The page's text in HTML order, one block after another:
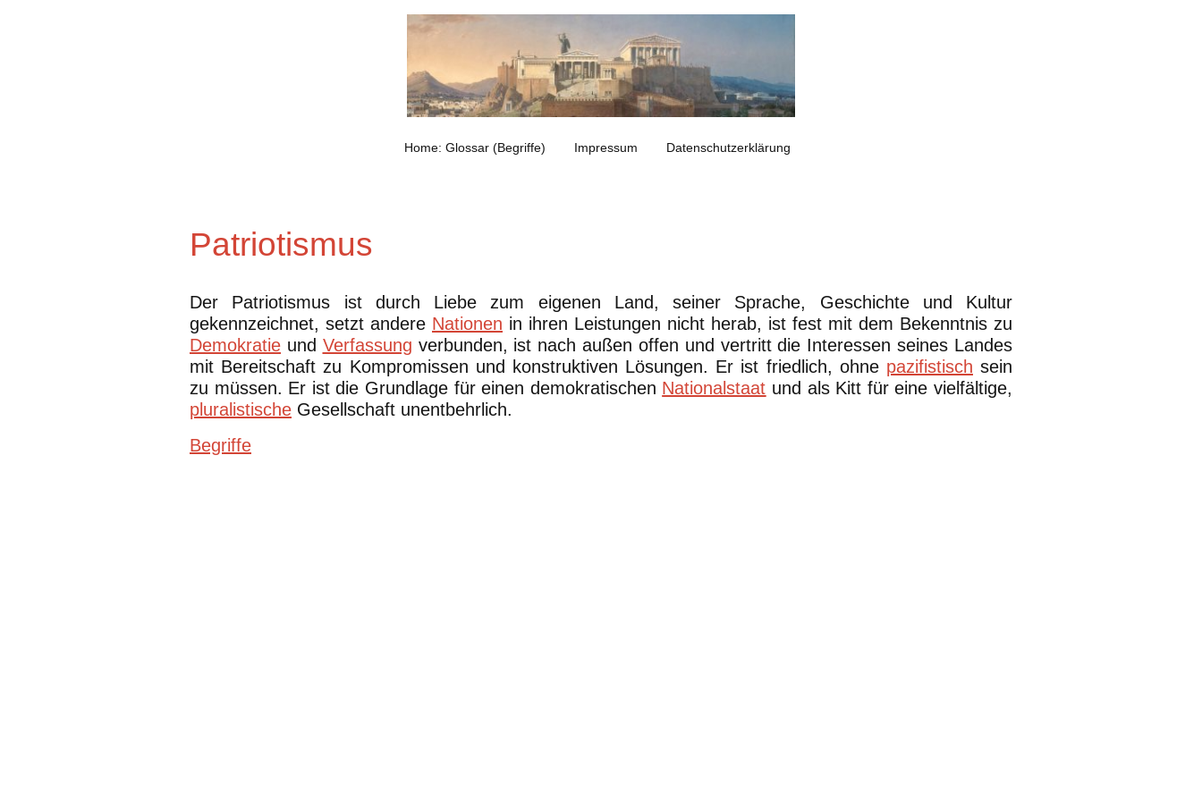
Home: Glossar (Begriffe) Impressum Datenschutzerklärung
Patriotismus
Der Patriotismus ist durch Liebe zum eigenen Land, seiner Sprache, Geschichte und Kultur
gekennzeichnet, setzt andere Nationen in ihren Leistungen nicht herab, ist fest mit dem Bekenntnis zu
Demokratie und Verfassung verbunden, ist nach außen offen und vertritt die Interessen seines Landes
mit Bereitschaft zu Kompromissen und konstruktiven Lösungen. Er ist friedlich, ohne pazifistisch sein
zu müssen. Er ist die Grundlage für einen demokratischen Nationalstaat und als Kitt für eine vielfältige,
pluralistische Gesellschaft unentbehrlich.
Begriffe